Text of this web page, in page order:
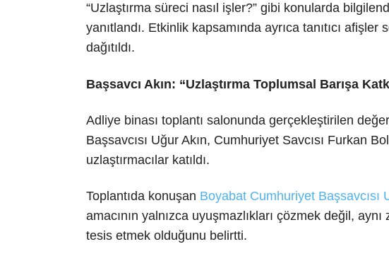
“Uzlaştırma süreci nasıl işler?” gibi konularda
yanıtlandı. Etkinlik kapsamında ayrıca tanıtıcı
dağıtıldı.
Başsavcı Akın: “Uzlaştırma Toplumsal Barışa
Adliye binası toplantı salonunda gerçekleştirilen
Başsavcısı Uğur Akın, Cumhuriyet Savcısı Furkan
uzlaştırmacılar katıldı.
Toplantıda konuşan Boyabat Cumhuriyet Başsavcısı
amacının yalnızca uyuşmazlıkları çözmek değil,
tesis etmek olduğunu belirtti.